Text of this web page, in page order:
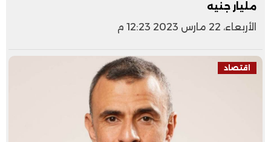
مليار جنيه
الأربعاء، 22 مارس 2023 12:23 م
اقتصاد